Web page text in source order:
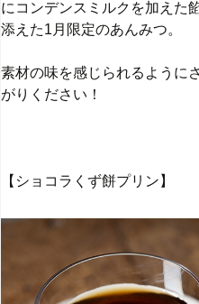
にコンデンスミルクを加えた
添えた1月限定のあんみつ。
素材の味を感じられるように
がりください！
【ショコラくず餅プリン】